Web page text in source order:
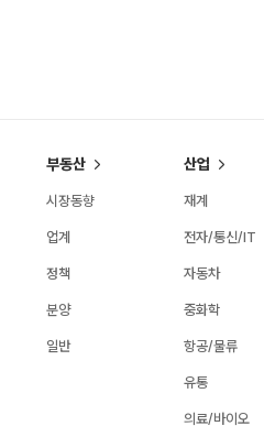
부동산
시장동향
업계
정책
분양
일반
산업
재계
전자/통신/IT
자동차
중화학
항공/물류
유통
의료/바이오